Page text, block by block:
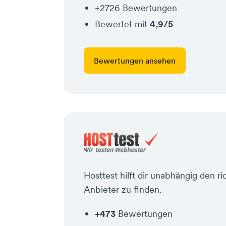
+2726 Bewertungen
Bewertet mit 4,9/5
Bewertungen ansehen
Hosttest hilft dir unabhängig den
Anbieter zu finden.
+473 Bewertungen